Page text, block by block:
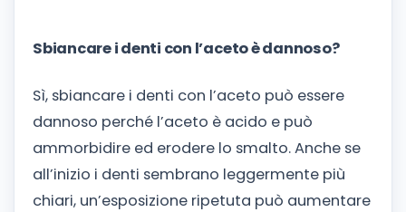
Sbiancare i denti con l’aceto è dannoso?
Sì, sbiancare i denti con l’aceto può essere
dannoso perché l’aceto è acido e può
ammorbidire ed erodere lo smalto. Anche se
all’inizio i denti sembrano leggermente più
chiari, un’esposizione ripetuta può aumentare